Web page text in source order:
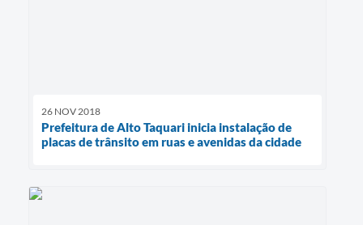
26 NOV 2018
Prefeitura de Alto Taquari inicia instalação de
placas de trânsito em ruas e avenidas da cidade